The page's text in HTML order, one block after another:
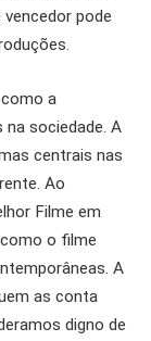
pode
a
na sociedade. A
centrais nas
Ao
Filme em
o filme
A
as conta
digno de